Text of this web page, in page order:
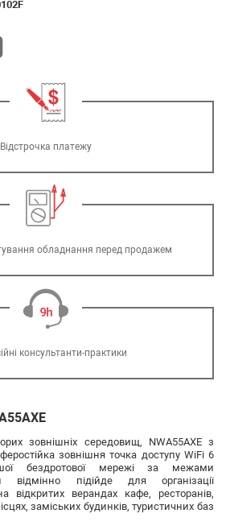
Відстрочка платежу
обладнання перед продажем
консультанти-практики
зовнішніх середовищ, NWA55AXE з
зовнішня точка доступу WiFi 6
бездротової мережі за межами
відмінно підійде для організації
відкритих верандах кафе, ресторанів,
заміських будинків, туристичних баз